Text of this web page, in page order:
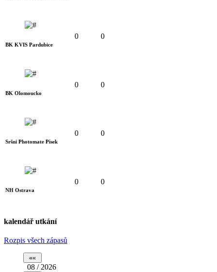
BK KVIS Pardubice
0 0
BK Olomoucko
0 0
Sršni Photomate Písek
0 0
NH Ostrava
0 0
kalendář utkání
Rozpis všech zápasů
08 / 2026